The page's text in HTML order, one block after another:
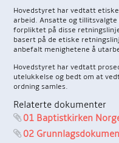
Hovedstyret har vedtatt
arbeid. Ansatte og
forpliktet på disse
basert på de etiske
anbefalt menighetene å
Hovedstyret har vedtatt
utelukkelse og bedt om at
ordning samles.
Relaterte dokumenter
01 Baptistkirken
02